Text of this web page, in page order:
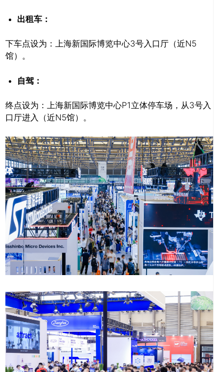
出租车：
下车点设为：上海新国际博览中心3号入口厅（近N5
馆）。
自驾：
终点设为：上海新国际博览中心P1立体停车场，从3号入
口厅进入（近N5馆）。